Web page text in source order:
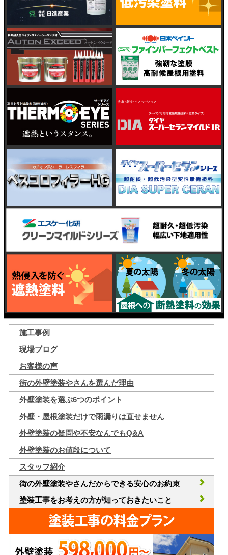
施工事例
現場ブログ
お客様の声
街の外壁塗装やさんを選んだ理由
外壁塗装を選ぶ6つのポイント
外壁・屋根塗装だけで雨漏りは直せません
外壁塗装の疑問や不安なんでもQ&A
外壁塗装のお値段について
スタッフ紹介
街の外壁塗装やさんだからできる安心のお約束
塗装工事をお考えの方が知っておきたいこと